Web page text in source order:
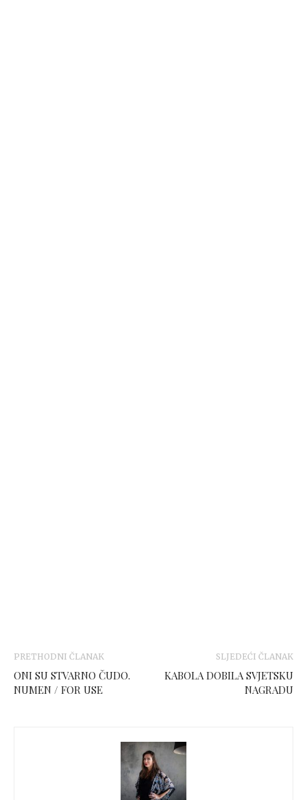
PRETHODNI ČLANAK
ONI SU STVARNO ČUDO.
NUMEN / FOR USE
SLJEDEĆI ČLANAK
KABOLA DOBILA SVJETSKU
NAGRADU